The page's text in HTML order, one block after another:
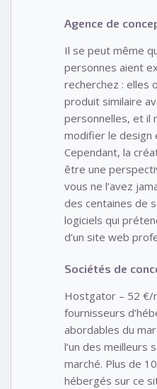
Agence de
Il se peut même
personnes aient
recherchez : elles
produit similaire
personnelles, et il
modifier le design
Cependant, la
être une
vous ne l’avez
des centaines de
logiciels qui
d’un site web
Sociétés de
Hostgator – 52 €/
fournisseurs
abordables du
l’un des meilleurs
marché. Plus de
hébergés sur ce